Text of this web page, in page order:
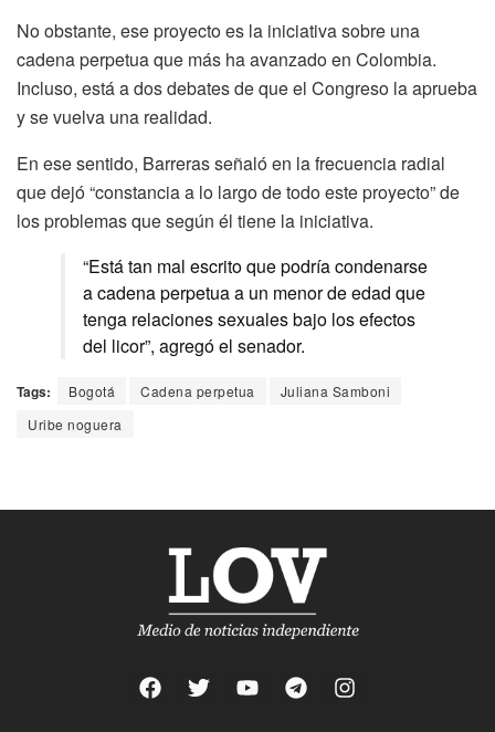
No obstante, ese proyecto es la iniciativa sobre una
cadena perpetua que más ha avanzado en Colombia.
Incluso, está a dos debates de que el Congreso la aprueba
y se vuelva una realidad.
En ese sentido, Barreras señaló en la frecuencia radial
que dejó “constancia a lo largo de todo este proyecto” de
los problemas que según él tiene la iniciativa.
“Está tan mal escrito que podría condenarse
a cadena perpetua a un menor de edad que
tenga relaciones sexuales bajo los efectos
del licor”, agregó el senador.
Tags: Bogotá Cadena perpetua
Juliana Samboni
Uribe noguera